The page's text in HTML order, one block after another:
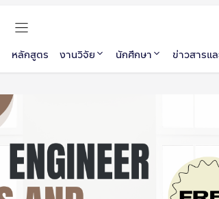
หลักสูตร งานวิจัย นักศึกษา ข่าวสารแ